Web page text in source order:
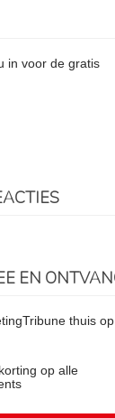
in voor de gratis
EN
thuis
op alle